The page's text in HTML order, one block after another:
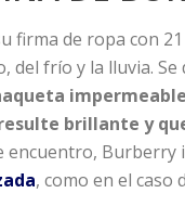
firma de ropa con
del frío y la lluvia. Se
brillante y
encuentro, Burberry
, como en el caso